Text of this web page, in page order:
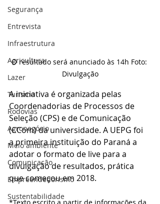
Segurança
Entrevista
Infraestrutura
Agricultura
Lazer
Turismo
Rodovias
Agronegócio
Meio ambiente
Comunicação
Empreendedorismo
Sustentabilidade
O resultado será anunciado às 14h Foto:
Divulgação
A iniciativa é organizada pelas
Coordenadorias de Processos de
Seleção (CPS) e de Comunicação
(CCom) da universidade. A UEPG foi
a primeira instituição do Paraná a
adotar o formato de live para a
divulgação de resultados, prática
que começou em 2018.